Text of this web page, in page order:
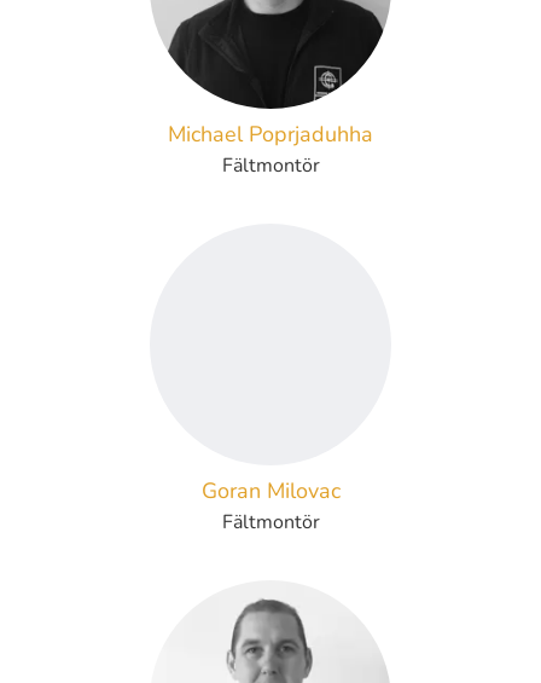
Michael Poprjaduhha
Fältmontör
Goran Milovac
Fältmontör